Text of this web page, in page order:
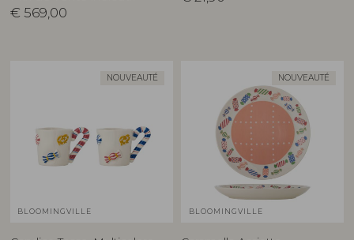
€ 569,00
NOUVEAUTÉ
BLOOMINGVILLE
NOUVEAUTÉ
BLOOMINGVILLE